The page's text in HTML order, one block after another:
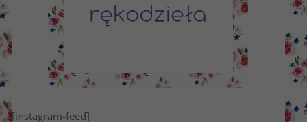
[instagram-feed]